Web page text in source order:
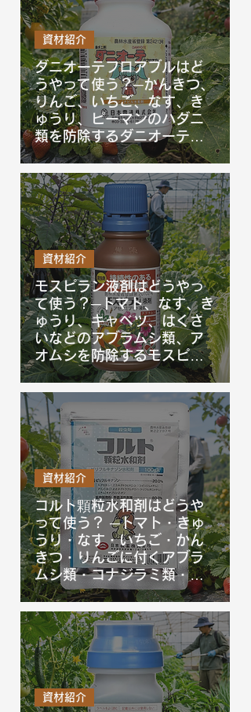
ダニオーテフロアブルはど
うやって使う？─かんきつ、
りんご、いちご、なす、き
ゅうり、ピーマンのハダニ
類を防除するダニオーテフ
ロアブルの使い方を徹底解
説！
資材紹介
モスピラン液剤はどうやっ
て使う？─トマト、なす、き
ゅうり、キャベツ、はくさ
いなどのアブラムシ類、ア
オムシを防除するモスピラ
ン液剤の使い方を徹底解
説！
資材紹介
コルト顆粒水和剤はどうや
って使う？ ─トマト・きゅ
うり・なす・いちご・かん
きつ・りんごに付くアブラ
ムシ類・コナジラミ類・カ
イガラムシ類を防除するコ
ルト顆粒水和剤を徹底解
説！
資材紹介
資材紹介